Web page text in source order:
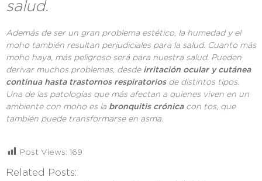
salud.
Además de ser un gran problema estético, la humedad y el
moho también resultan perjudiciales para la salud. Cuanto más
moho haya, más peligroso será para nuestra salud. Pueden
derivar muchos problemas, desde irritación ocular y cutánea
continua hasta trastornos respiratoriosde distintos tipos.
Una de las patologías que más afectan a quienes viven en un
ambiente con moho es la bronquitis crónicacon tos, que
también puede transformarse en asma.
Post Views: 169
Related Posts: